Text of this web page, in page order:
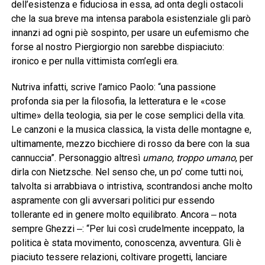
dell’esistenza e fiduciosa in essa, ad onta degli ostacoli
che la sua breve ma intensa parabola esistenziale gli parò
innanzi ad ogni piè sospinto, per usare un eufemismo che
forse al nostro Piergiorgio non sarebbe dispiaciuto:
ironico e per nulla vittimista com’egli era.
Nutriva infatti, scrive l’amico Paolo: “una passione
profonda sia per la filosofia, la letteratura e le «cose
ultime» della teologia, sia per le cose semplici della vita.
Le canzoni e la musica classica, la vista delle montagne e,
ultimamente, mezzo bicchiere di rosso da bere con la sua
cannuccia”. Personaggio altresì umano, troppo umano, per
dirla con Nietzsche. Nel senso che, un po’ come tutti noi,
talvolta si arrabbiava o intristiva, scontrandosi anche molto
aspramente con gli avversari politici pur essendo
tollerante ed in genere molto equilibrato. Ancora ‒ nota
sempre Ghezzi ‒: “Per lui così crudelmente inceppato, la
politica è stata movimento, conoscenza, avventura. Gli è
piaciuto tessere relazioni, coltivare progetti, lanciare